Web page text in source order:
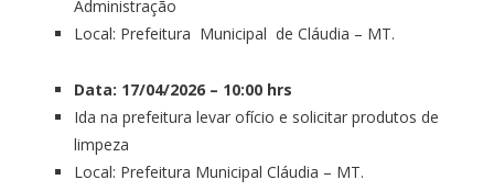
Administração
Local: Prefeitura Municipal de Cláudia – MT.
Data: 17/04/2026 – 10:00 hrs
Ida na prefeitura levar ofício e solicitar produtos de
limpeza
Local: Prefeitura Municipal Cláudia – MT.